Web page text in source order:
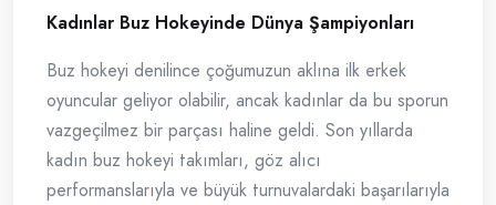
Kadınlar Buz Hokeyinde Dünya Şampiyonları
Buz hokeyi denilince çoğumuzun aklına ilk erkek
oyuncular geliyor olabilir, ancak kadınlar da bu sporun
vazgeçilmez bir parçası haline geldi. Son yıllarda
kadın buz hokeyi takımları, göz alıcı
performanslarıyla ve büyük turnuvalardaki başarılarıyla